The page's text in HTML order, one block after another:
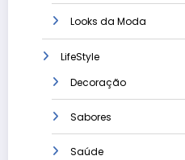
Looks da Moda
LifeStyle
Decoração
Sabores
Saúde